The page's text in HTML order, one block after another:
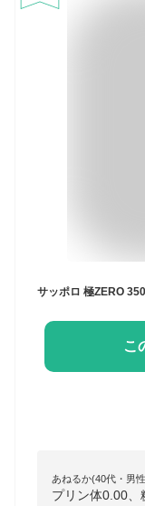
こ
あねるか(40代・男
プリン体0.00、